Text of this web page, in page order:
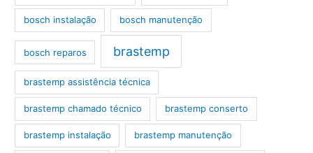
bosch instalação bosch manutenção
bosch reparos brastemp
brastemp assistência técnica
brastemp chamado técnico brastemp conserto
brastemp instalação brastemp manutenção